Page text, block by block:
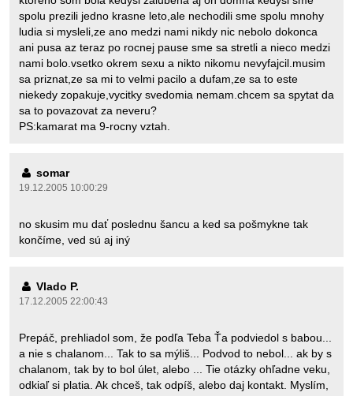
spolu prezili jedno krasne leto,ale nechodili sme spolu mnohy
ludia si mysleli,ze ano medzi nami nikdy nic nebolo dokonca
ani pusa az teraz po rocnej pause sme sa stretli a nieco medzi
nami bolo.vsetko okrem sexu a nikto nikomu nevyfajcil.musim
sa priznat,ze sa mi to velmi pacilo a dufam,ze sa to este
niekedy zopakuje,vycitky svedomia nemam.chcem sa spytat da
sa to povazovat za neveru?
PS:kamarat ma 9-rocny vztah.
somar
19.12.2005 10:00:29
no skusim mu dať poslednu šancu a ked sa pošmykne tak
končíme, ved sú aj iný
Vlado P.
17.12.2005 22:00:43
Prepáč, prehliadol som, že podľa Teba Ťa podviedol s babou...
a nie s chalanom... Tak to sa mýliš... Podvod to nebol... ak by s
chalanom, tak by to bol úlet, alebo ... Tie otázky ohľadne veku,
odkiaľ si platia. Ak chceš, tak odpíš, alebo daj kontakt. Myslím,